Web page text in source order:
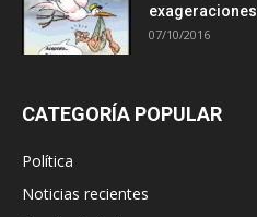
exageraciones
07/10/2016
CATEGORÍA POPULAR
Política
Noticias recientes